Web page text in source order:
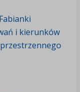
i kierunków